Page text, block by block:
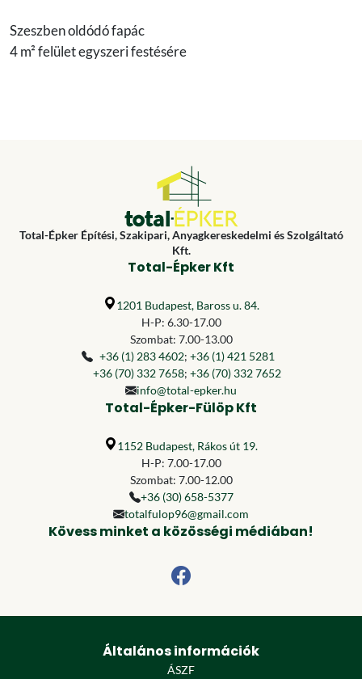
Szeszben oldódó fapác
4 m² felület egyszeri festésére
Total-Épker Építési, Szakipari, Anyagkereskedelmi és Szolgáltató
Kft.
Total-Épker Kft
1201 Budapest, Baross u. 84.
H-P: 6.30-17.00
Szombat: 7.00-13.00
+36 (1) 283 4602; +36 (1) 421 5281
+36 (70) 332 7658; +36 (70) 332 7652
info@total-epker.hu
Total-Épker-Fülöp Kft
1152 Budapest, Rákos út 19.
H-P: 7.00-17.00
Szombat: 7.00-12.00
+36 (30) 658-5377
totalfulop96@gmail.com
Kövess minket a közösségi médiában!
Általános információk
ÁSZF